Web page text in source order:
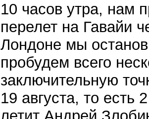
10 часов утра, нам
перелет на Гавайи
Лондоне мы
пробудем всего
заключительную
19 августа, то